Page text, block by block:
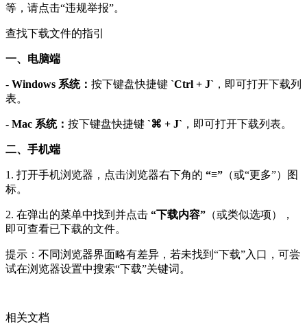
等，请点击“违规举报”。
查找下载文件的指引
一、电脑端
- Windows 系统： 按下键盘快捷键 `Ctrl + J` ，即可打开下载列
表。
- Mac 系统： 按下键盘快捷键 `⌘ + J` ，即可打开下载列表。
二、手机端
1. 打开手机浏览器，点击浏览器右下角的 “≡” （或“更多”）图
标。
2. 在弹出的菜单中找到并点击 “下载内容” （或类似选项），
即可查看已下载的文件。
提示：不同浏览器界面略有差异，若未找到“下载”入口，可尝
试在浏览器设置中搜索“下载”关键词。
相关文档